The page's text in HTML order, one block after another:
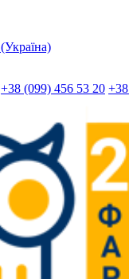
+38 (099) 456 53 20